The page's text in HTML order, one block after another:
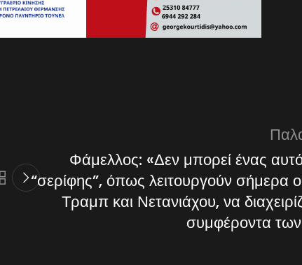
Φάμελλος: «Δεν μπορεί ένας
“σερίφης”, όπως λειτουργούν σήμερα
Τραμπ και Νετανιάχου, να
συμφέροντα